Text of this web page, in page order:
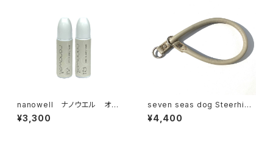
nanowell ナノウエル オー
ラルケア 犬猫用
¥3,300
seven seas dog Steerhide
Choker セブンシーズドッグ
ステアハイド チョーカー 11-45
¥4,400